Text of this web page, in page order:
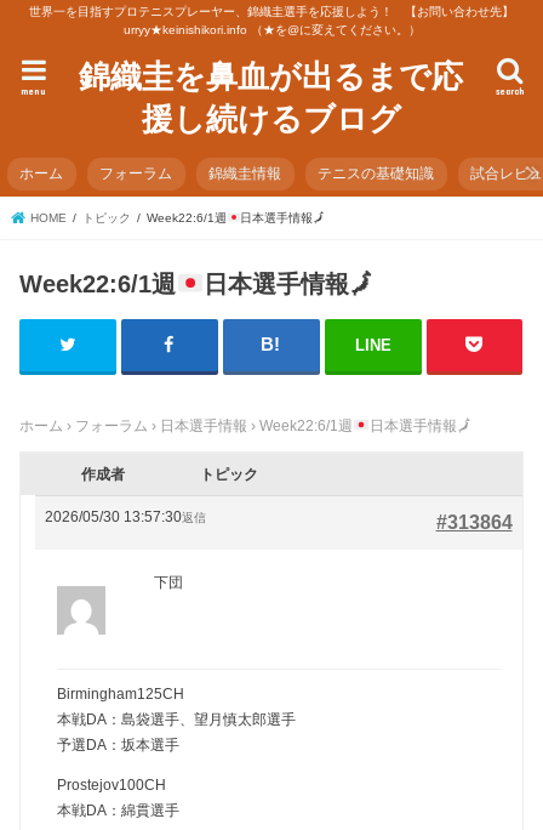
世界一を目指すプロテニスプレーヤー、錦織圭選手を応援しよう！ 【お問い合わせ先】
urryy★keinishikori.info （★を@に変えてください。）
錦織圭を鼻血が出るまで応
援し続けるブログ
search
menu
ホーム フォーラム 錦織圭情報 テニスの基礎知識 試合レビ
HOME トピック Week22:6/1週 日本選手情報🗾
Week22:6/1週 日本選手情報🗾
LINE
ホーム › フォーラム › 日本選手情報 › Week22:6/1週 日本選手情報🗾
作成者 トピック
2026/05/30 13:57:30 #313864
返信
下団
Birmingham125CH
本戦DA：島袋選手、望月慎太郎選手
予選DA：坂本選手
Prostejov100CH
本戦DA：綿貫選手